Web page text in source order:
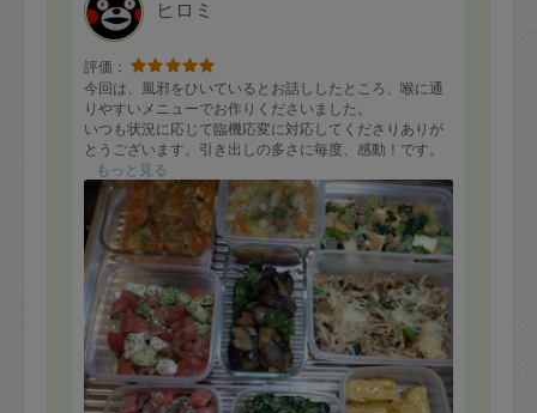
ヒロミ
評価：
今回は、風邪をひいているとお話ししたところ、喉に通
りやすいメニューでお作りくださいました。
いつも状況に応じて臨機応変に対応してくださりありが
とうございます。引き出しの多さに毎度、感動！です。
もっと見る